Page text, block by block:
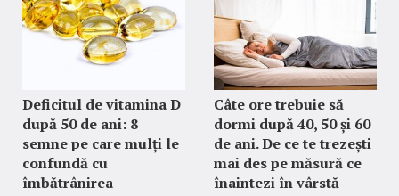
Deficitul de vitamina D
după 50 de ani: 8
semne pe care mulți le
confundă cu
îmbătrânirea
Câte ore trebuie să
dormi după 40, 50 și 60
de ani. De ce te trezești
mai des pe măsură ce
înaintezi în vârstă